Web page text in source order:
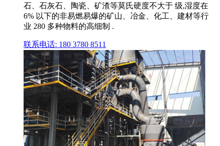
石、石灰石、陶瓷、矿渣等莫氏硬度不大于 级,湿度在
6% 以下的非易燃易爆的矿山、冶金、化工、建材等行
业 280 多种物料的高细制 .
联系电话: 180 3780 8511